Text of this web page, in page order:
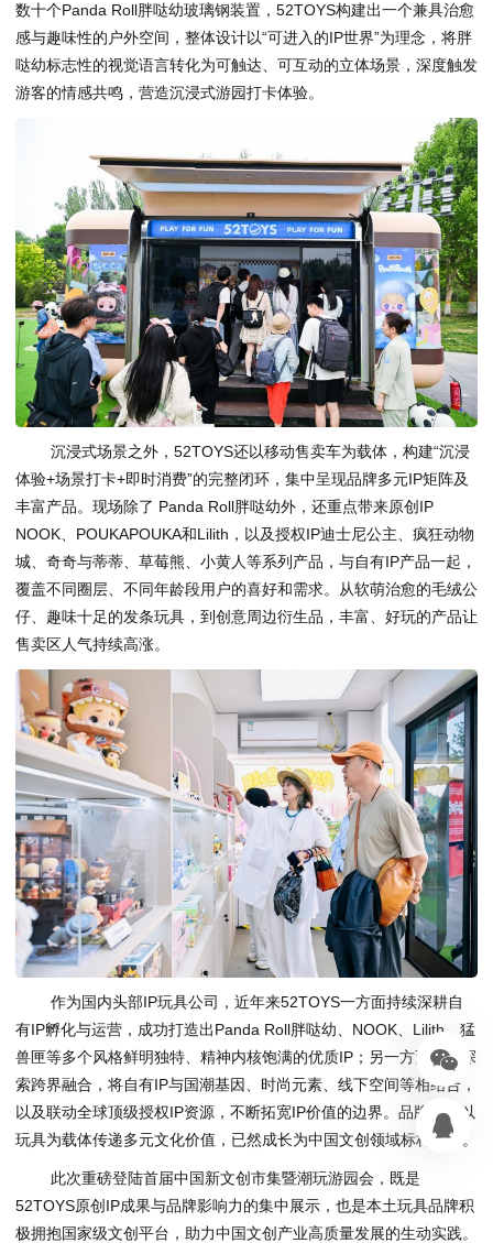
数十个Panda Roll胖哒幼玻璃钢装置，52TOYS构建出一个兼具治愈
感与趣味性的户外空间，整体设计以“可进入的IP世界”为理念，将胖
哒幼标志性的视觉语言转化为可触达、可互动的立体场景，深度触发
游客的情感共鸣，营造沉浸式游园打卡体验。
沉浸式场景之外，52TOYS还以移动售卖车为载体，构建“沉浸
体验+场景打卡+即时消费”的完整闭环，集中呈现品牌多元IP矩阵及
丰富产品。现场除了 Panda Roll胖哒幼外，还重点带来原创IP
NOOK、POUKAPOUKA和Lilith，以及授权IP迪士尼公主、疯狂动物
城、奇奇与蒂蒂、草莓熊、小黄人等系列产品，与自有IP产品一起，
覆盖不同圈层、不同年龄段用户的喜好和需求。从软萌治愈的毛绒公
仔、趣味十足的发条玩具，到创意周边衍生品，丰富、好玩的产品让
售卖区人气持续高涨。
作为国内头部IP玩具公司，近年来52TOYS一方面持续深耕自
有IP孵化与运营，成功打造出Panda Roll胖哒幼、NOOK、Lilith、猛
兽匣等多个风格鲜明独特、精神内核饱满的优质IP；另一方面积极探
索跨界融合，将自有IP与国潮基因、时尚元素、线下空间等相结合，
以及联动全球顶级授权IP资源，不断拓宽IP价值的边界。品牌始终以
玩具为载体传递多元文化价值，已然成长为中国文创领域标杆品牌。
此次重磅登陆首届中国新文创市集暨潮玩游园会，既是
52TOYS原创IP成果与品牌影响力的集中展示，也是本土玩具品牌积
极拥抱国家级文创平台，助力中国文创产业高质量发展的生动实践。